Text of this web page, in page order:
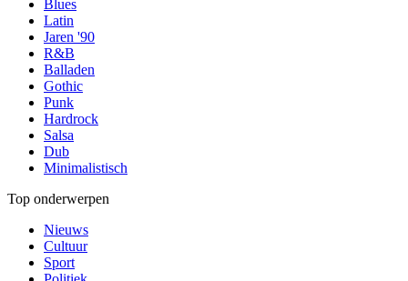
Blues
Latin
Jaren '90
R&B
Balladen
Gothic
Punk
Hardrock
Salsa
Dub
Minimalistisch
Top onderwerpen
Nieuws
Cultuur
Sport